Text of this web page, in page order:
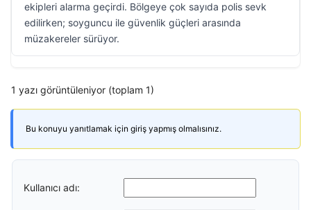
ekipleri alarma geçirdi. Bölgeye çok sayıda polis sevk
edilirken; soyguncu ile güvenlik güçleri arasında
müzakereler sürüyor.
1 yazı görüntüleniyor (toplam 1)
Bu konuyu yanıtlamak için giriş yapmış olmalısınız.
Kullanıcı adı: